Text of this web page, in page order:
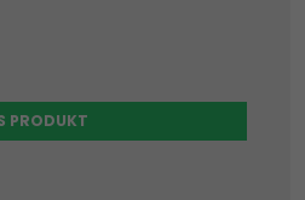
PRODUKT